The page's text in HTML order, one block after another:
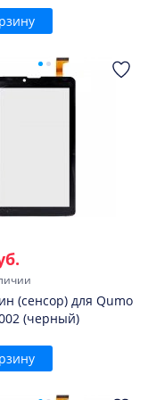
(сенсор) для Qumo
(черный)